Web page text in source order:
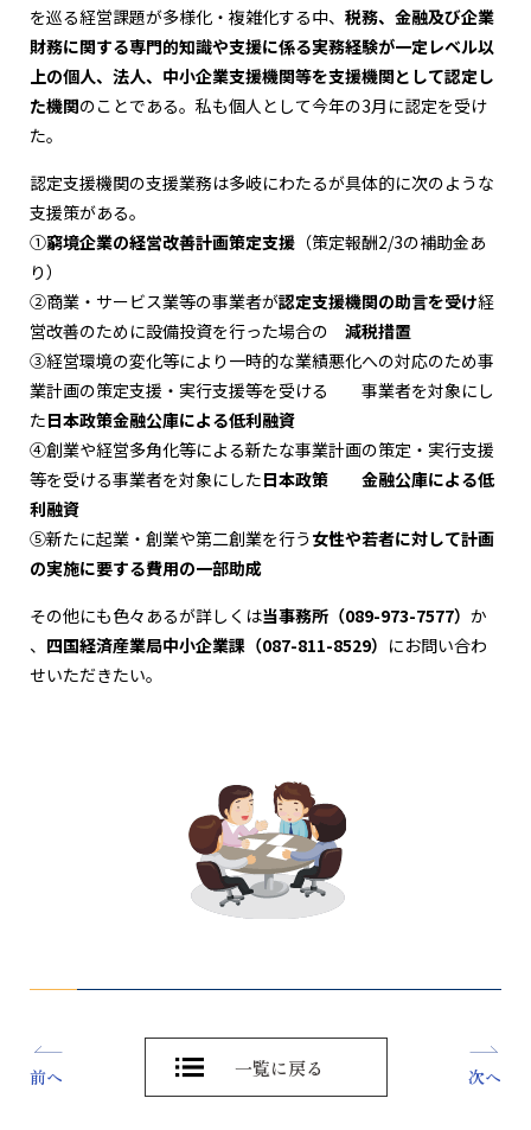
を巡る経営課題が多様化・複雑化する中、 税務、金融及び企業
財務に関する専門的知識や支援に係る実務経験が一定レベル以
上の個人、法人、中小企業支援機関等を支援機関として認定し
た機関のことである。私も個人として今年の3月に認定を受け
た。
認定支援機関の支援業務は多岐にわたるが具体的に次のような
支援策がある。
①窮境企業の経営改善計画策定支援 （策定報酬2/3の補助金あ
り）
②商業・サービス業等の事業者が認定支援機関の助言を受け経
営改善のために設備投資を行った場合の 減税措置
③経営環境の変化等により一時的な業績悪化への対応のため事
業計画の策定支援・実行支援等を受ける 事業者を対象にし
た日本政策金融公庫による低利融資
④創業や経営多角化等による新たな事業計画の策定・実行支援
等を受ける事業者を対象にした日本政策 金融公庫による低
利融資
⑤新たに起業・創業や第二創業を行う女性や若者に対して計画
の実施に要する費用の一部助成
その他にも色々あるが詳しくは当事務所（089-973-7577） か
、 四国経済産業局中小企業課（087-811-8529） にお問い合わ
せいただきたい。
前へ 一覧に戻る 次へ